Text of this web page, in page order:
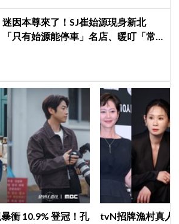
迷因本尊來了！SJ崔始源現身新北
「只有始源能停車」名店、暖叮「常
衝 10.9% 登冠！孔
tvN招牌漁村真人